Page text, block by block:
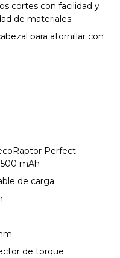
cortes con facilidad y
de materiales.
para atornillar con
la fuerza con
delicados como la
fácil y cómodo muy
utilizar.
adaptándose
tipo de material.
LED integrada ofrece
Perfect
mAh
de carga
de torque